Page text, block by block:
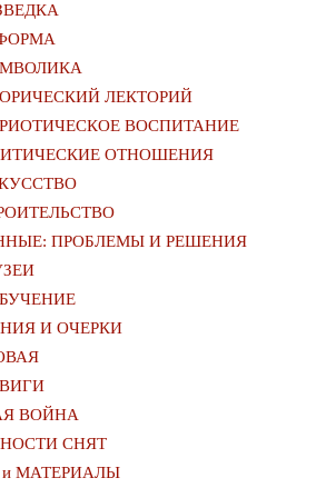
ЛЕКТОРИЙ
ВОСПИТАНИЕ
ОТНОШЕНИЯ
ПРОБЛЕМЫ И РЕШЕНИЯ
И ОЧЕРКИ
ВОЙНА
СНЯТ
МАТЕРИАЛЫ